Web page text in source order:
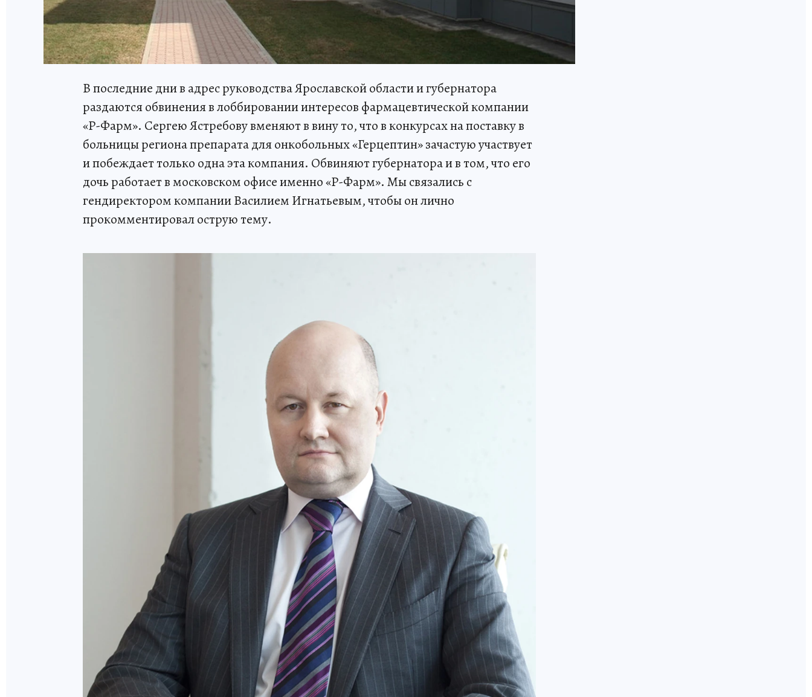
В последние дни в адрес руководства Ярославской области и губернатора
раздаются обвинения в лоббировании интересов фармацевтической компании
«Р-Фарм». Сергею Ястребову вменяют в вину то, что в конкурсах на поставку в
больницы региона препарата для онкобольных «Герцептин» зачастую участвует
и побеждает только одна эта компания. Обвиняют губернатора и в том, что его
дочь работает в московском офисе именно «Р-Фарм». Мы связались с
гендиректором компании Василием Игнатьевым, чтобы он лично
прокомментировал острую тему.